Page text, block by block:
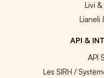
Livi
Lianeli
API &
API
Les SIRH /